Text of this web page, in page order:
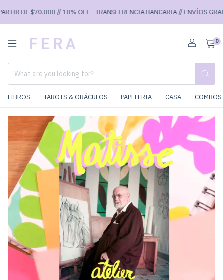
DE $70.000 // 10% OFF - TRANSFERENCIA BANCARIA // ENVÍOS
0
LIBROS TAROTS & ORÁCULOS PAPELERIA CASA